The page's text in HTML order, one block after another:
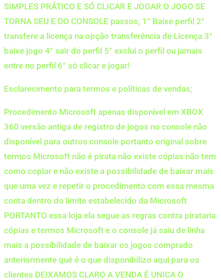
SIMPLES PRÁTICO E SÓ CLICAR E JOGAR O JOGO SE
TORNA SEU E DO CONSOLE passos; 1° Baixe perfil 2°
transfere a licença na opção transferência de Licença 3°
baixe jogo 4° sair do perfil 5° exclui o perfil ou jamais
entre no perfil 6° só clicar e jogar!
Esclarecimento para termos e políticas de vendas;
Procedimento Microsoft apenas disponível em XBOX
360 versão antiga de registro de jogos no console não
disponível para outros console portanto original sobre
termos Microsoft não é pirata não existe cópias não tem
como copiar e não existe a possibilidade de baixar mais
que uma vez e repetir o procedimento com essa mesma
conta dentro do limite estabelecido da Microsoft
PORTANTO essa loja ela segue as regras contra pirataria
cópias e termos Microsoft e o console já saiu de linha
mais a possibilidade de baixar os jogos comprado
anteriormente quê é o que disponibilizo aqui para os
clientes DEIXAMOS CLARO A VENDA É UNICA O